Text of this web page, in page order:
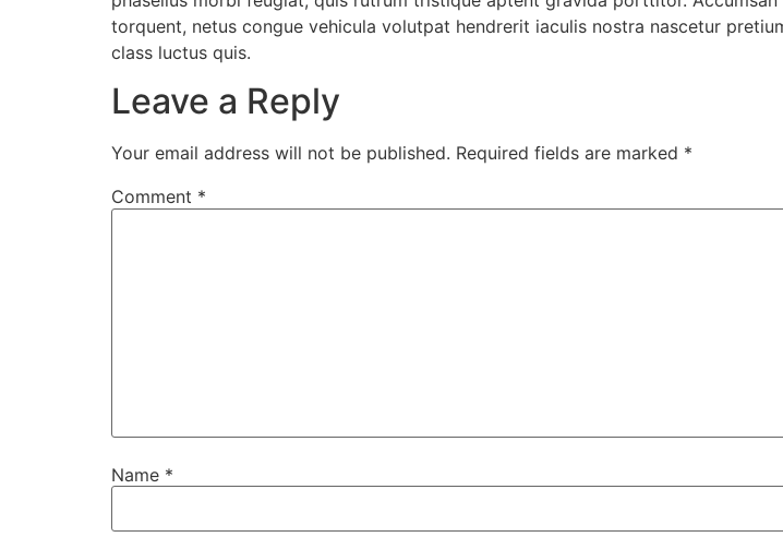
torquent, netus congue vehicula volutpat hendrerit iaculis nostra nascetur
class luctus quis.
Leave a Reply
Your email address will not be published. Required fields are marked *
Comment *
Name *